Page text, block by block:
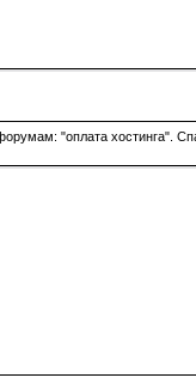
"оплата хостинга".